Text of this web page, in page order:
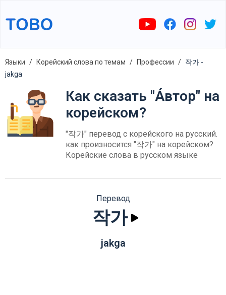
Языки Корейский слова по темам Профессии
작가 -
jakga
Как сказать "А́втор" на
корейском?
"작가" перевод с корейского на русский.
как произносится "작가" на корейском?
Корейские слова в русском языке
Перевод
작가
jakga